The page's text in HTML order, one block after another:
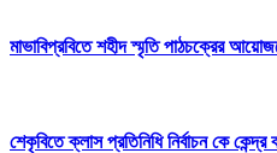
মাভাবিপ্রবিতে শহীদ স্মৃতি পাঠচক্রের
শেকৃবিতে ক্লাস প্রতিনিধি নির্বাচন কে কেন্দ্র